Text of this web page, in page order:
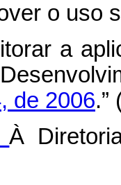
o uso
a
de 2006.”
À